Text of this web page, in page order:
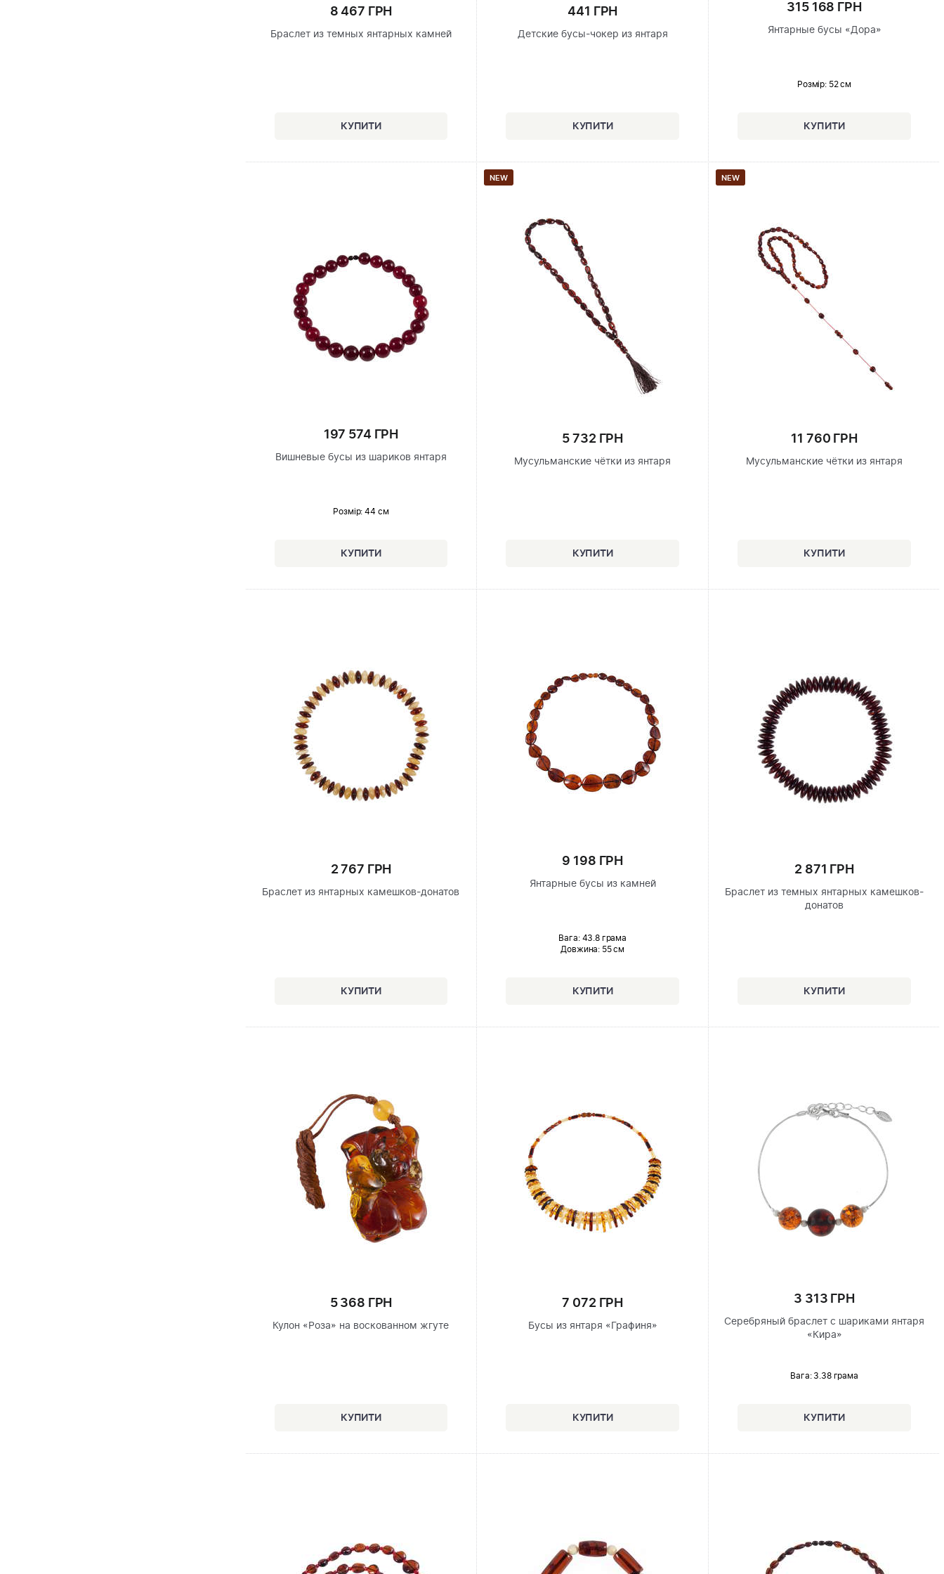
8 467 ГРН
Браслет из темных янтарных камней
441 ГРН
Детские бусы-чокер из янтаря
315 168 ГРН
Янтарные бусы «Дора»
Розмір: 52 см
197 574 ГРН
Вишневые бусы из шариков янтаря
Розмір: 44 см
NEW
5 732 ГРН
Мусульманские чётки из янтаря
NEW
11 760 ГРН
Мусульманские чётки из янтаря
2 767 ГРН
Браслет из янтарных камешков-донатов
9 198 ГРН
Янтарные бусы из камней
Вага: 43.8 грама
Довжина: 55 см
2 871 ГРН
Браслет из темных янтарных камешков-
донатов
5 368 ГРН
Кулон «Роза» на воскованном жгуте
7 072 ГРН
Бусы из янтаря «Графиня»
3 313 ГРН
Серебряный браслет с шариками янтаря
«Кира»
Вага: 3.38 грама